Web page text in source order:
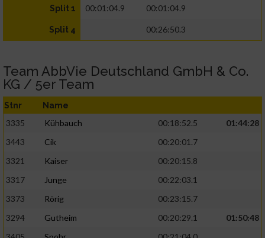
Split 1 00:01:04.9 00:01:04.9
Split 4 00:26:50.3
Team AbbVie Deutschland GmbH & Co.
KG / 5er Team
Stnr Name
3335 Kühbauch 00:18:52.5
01:44:28
3443
Cik
00:20:01.7
3321
Kaiser
00:20:15.8
3317
Junge
00:22:03.1
3373
Rörig
00:23:15.7
3294
Gutheim 00:20:29.1
01:50:48